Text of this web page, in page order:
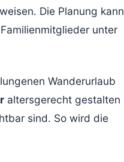
Die Planung kann
unter
Wanderurlaub
altersgerecht gestalten
sind. So wird die